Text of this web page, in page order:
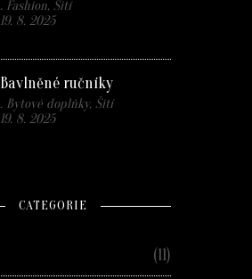
. Fashion, Šití
19. 8. 2025
Bavlněné ručníky
. Bytové doplňky, Šití
19. 8. 2025
CATEGORIE
(11)